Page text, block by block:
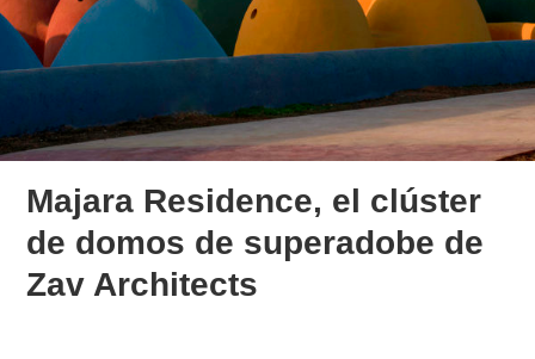
Majara Residence, el clúster
de domos de superadobe de
Zav Architects